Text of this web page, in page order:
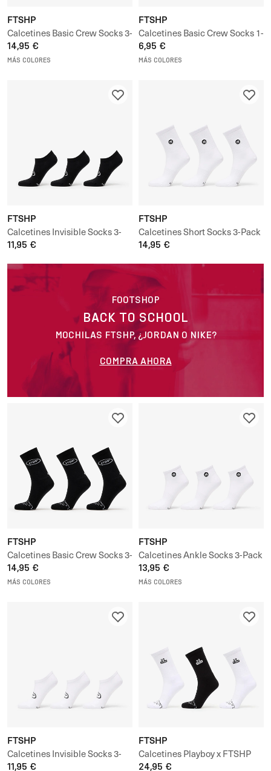
FTSHP
Calcetines Basic Crew Socks 3-
Pack
14,95 €
MÁS COLORES
FTSHP
Calcetines Basic Crew Socks 1-
Pack
6,95 €
MÁS COLORES
FTSHP
Calcetines Invisible Socks 3-
Pack
11,95 €
FTSHP
Calcetines Short Socks 3-Pack
14,95 €
FTSHP
Calcetines Basic Crew Socks 3-
Pack
14,95 €
MÁS COLORES
FTSHP
Calcetines Ankle Socks 3-Pack
13,95 €
MÁS COLORES
FTSHP
Calcetines Invisible Socks 3-
Pack
11,95 €
FTSHP
Calcetines Playboy x FTSHP
Socks 3 Pack
24,95 €
FOOTSHOP
BACK TO SCHOOL
MOCHILAS FTSHP, ¿JORDAN O NIKE?
COMPRA AHORA